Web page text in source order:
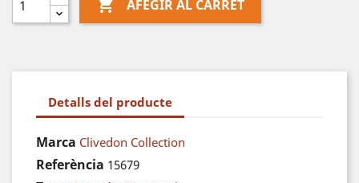
 AFEGIR AL CARRET
Detalls del producte
Marca Clivedon Collection
Referència 15679